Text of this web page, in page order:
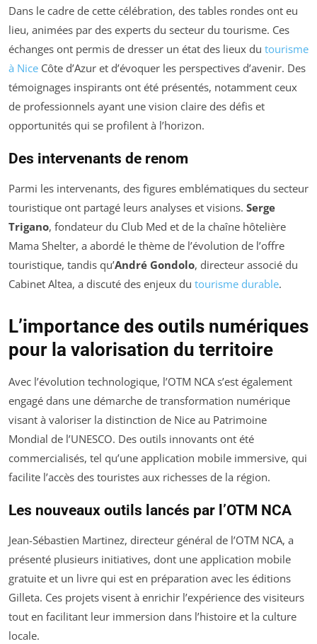
Dans le cadre de cette célébration, des tables rondes ont eu
lieu, animées par des experts du secteur du tourisme. Ces
échanges ont permis de dresser un état des lieux du tourisme
à Nice Côte d’Azur et d’évoquer les perspectives d’avenir. Des
témoignages inspirants ont été présentés, notamment ceux
de professionnels ayant une vision claire des défis et
opportunités qui se profilent à l’horizon.
Des intervenants de renom
Parmi les intervenants, des figures emblématiques du secteur
touristique ont partagé leurs analyses et visions. Serge
Trigano, fondateur du Club Med et de la chaîne hôtelière
Mama Shelter, a abordé le thème de l’évolution de l’offre
touristique, tandis qu’André Gondolo, directeur associé du
Cabinet Altea, a discuté des enjeux du tourisme durable.
L’importance des outils numériques
pour la valorisation du territoire
Avec l’évolution technologique, l’OTM NCA s’est également
engagé dans une démarche de transformation numérique
visant à valoriser la distinction de Nice au Patrimoine
Mondial de l’UNESCO. Des outils innovants ont été
commercialisés, tel qu’une application mobile immersive, qui
facilite l’accès des touristes aux richesses de la région.
Les nouveaux outils lancés par l’OTM NCA
Jean-Sébastien Martinez, directeur général de l’OTM NCA, a
présenté plusieurs initiatives, dont une application mobile
gratuite et un livre qui est en préparation avec les éditions
Gilleta. Ces projets visent à enrichir l’expérience des visiteurs
tout en facilitant leur immersion dans l’histoire et la culture
locale.